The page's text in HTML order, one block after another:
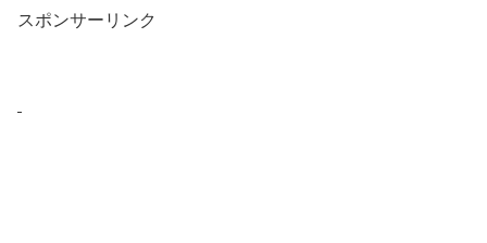
スポンサーリンク